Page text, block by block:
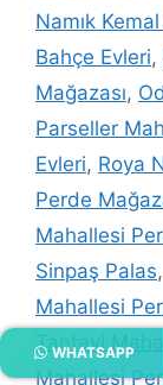
Namık
Bahçe Evleri,
Mağazası,
Parseller
Evleri, Roya
Perde
Mahallesi
Sinpaş Palas,
Mahallesi
Tantavi
Mahallesi
WHATSAPP